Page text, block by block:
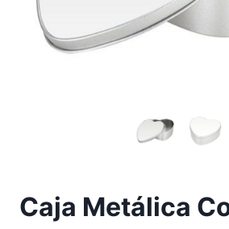
Caja Metálica